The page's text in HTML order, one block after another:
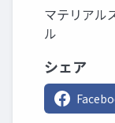
マテリアル
ル
シェア